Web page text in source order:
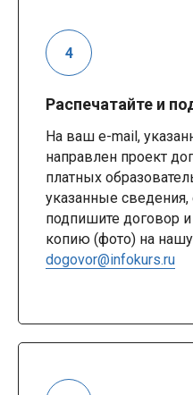
Распечатайте и
На ваш e-mail,
направлен проект
платных
указанные
подпишите договор и
копию (фото) на нашу
dogovor@infokurs.ru